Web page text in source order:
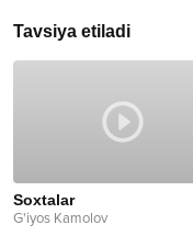
Tavsiya etiladi
Soxtalar
G'iyos Kamolov